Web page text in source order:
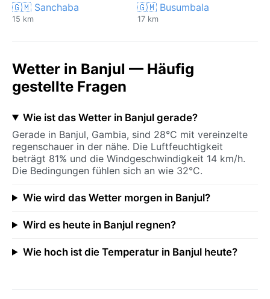
🇬🇲 Sanchaba
15 km
🇬🇲 Busumbala
17 km
Wetter in Banjul — Häufig
gestellte Fragen
Wie ist das Wetter in Banjul gerade?
Gerade in Banjul, Gambia, sind 28°C mit vereinzelte
regenschauer in der nähe. Die Luftfeuchtigkeit
beträgt 81% und die Windgeschwindigkeit 14 km/h.
Die Bedingungen fühlen sich an wie 32°C.
Wie wird das Wetter morgen in Banjul?
Wird es heute in Banjul regnen?
Wie hoch ist die Temperatur in Banjul heute?